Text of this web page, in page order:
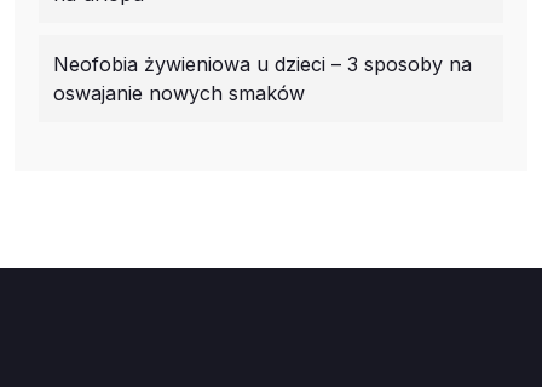
Neofobia żywieniowa u dzieci – 3 sposoby na
oswajanie nowych smaków